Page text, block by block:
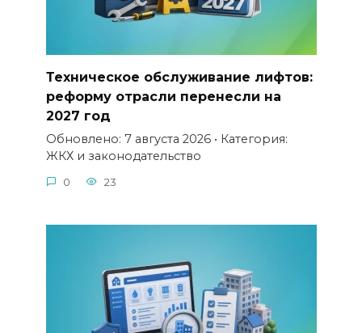
Техническое обслуживание лифтов:
реформу отрасли перенесли на
2027 год
Обновлено: 7 августа 2026 • Категория:
ЖКХ и законодательство
0 23